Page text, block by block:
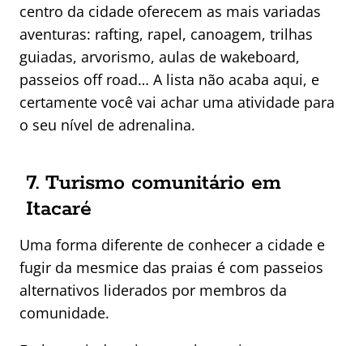
centro da cidade oferecem as mais variadas
aventuras: rafting, rapel, canoagem, trilhas
guiadas, arvorismo, aulas de wakeboard,
passeios off road… A lista não acaba aqui, e
certamente você vai achar uma atividade para
o seu nível de adrenalina.
7. Turismo comunitário em
Itacaré
Uma forma diferente de conhecer a cidade e
fugir da mesmice das praias é com passeios
alternativos liderados por membros da
comunidade.